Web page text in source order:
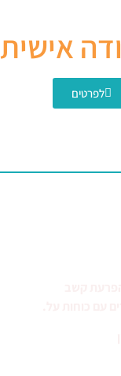
אישית
לפרטים